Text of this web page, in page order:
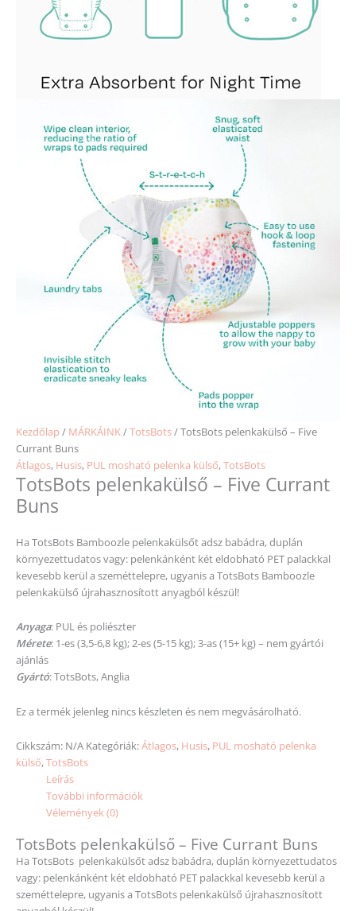
Kezdőlap / MÁRKÁINK/TotsBots/ TotsBots pelenkakülső – Five
Currant Buns
Átlagos, Husis, PUL mosható pelenka külső,TotsBots
TotsBots pelenkakülső – Five Currant
Buns
Ha TotsBots Bamboozle pelenkakülsőt adsz babádra, duplán
környezettudatos vagy: pelenkánként két eldobható PET palackkal
kevesebb kerül a szeméttelepre, ugyanis a TotsBots Bamboozle
pelenkakülső újrahasznosított anyagból készül!
Anyaga: PUL és poliészter
Mérete: 1-es (3,5-6,8 kg); 2-es (5-15 kg); 3-as (15+ kg) – nem gyártói
ajánlás
Gyártó: TotsBots, Anglia
Ez a termék jelenleg nincs készleten és nem megvásárolható.
Cikkszám: N/A Kategóriák:Átlagos, Husis, PUL mosható pelenka
külső,TotsBots
Leírás
További információk
Vélemények (0)
TotsBots pelenkakülső – Five Currant Buns
Ha TotsBots pelenkakülsőt adsz babádra, duplán környezettudatos
vagy: pelenkánként két eldobható PET palackkal kevesebb kerül a
szeméttelepre, ugyanis a TotsBots pelenkakülső újrahasznosított